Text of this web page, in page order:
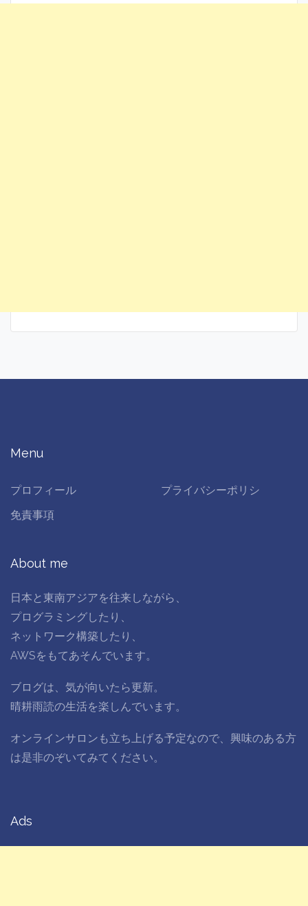
Menu
プロフィール
プライバシーポリシ
免責事項
About me
日本と東南アジアを往来しながら、
プログラミングしたり、
ネットワーク構築したり、
AWSをもてあそんでいます。
ブログは、気が向いたら更新。
晴耕雨読の生活を楽しんでいます。
オンラインサロンも立ち上げる予定なので、興味のある方
は是非のぞいてみてください。
Ads